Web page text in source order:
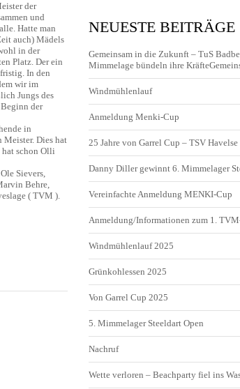
der
und
Hatte man
auch) Mädels
in der
Platz. Der ein
In den
wir im
Jungs des
der
in
Meister. Dies hat
hat schon Olli
Sievers,
Behre,
( TVM ).
NEUESTE BEITRÄGE
Gemeinsam in die Zukunft – TuS
Mimmelage bündeln ihre
Windmühlenlauf
Anmeldung Menki-Cup
25 Jahre von Garrel Cup – TSV
Danny Diller gewinnt 6. Mimmelager
Vereinfachte Anmeldung MENKI-Cup
Anmeldung/Informationen zum 1.
Windmühlenlauf 2025
Grünkohlessen 2025
Von Garrel Cup 2025
5. Mimmelager Steeldart Open
Nachruf
Wette verloren – Beachparty fiel ins